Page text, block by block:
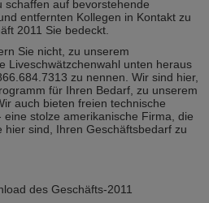
schaffen auf bevorstehende
entfernten Kollegen in Kontakt zu
2011 Sie bedeckt.
Sie nicht, zu unserem
Liveschwätzchenwahl unten heraus
zu nennen. Wir sind hier,
für Ihren Bedarf, zu unserem
auch bieten freien technische
stolze amerikanische Firma, die
hier sind, Ihren Geschäftsbedarf zu
des Geschäfts-2011